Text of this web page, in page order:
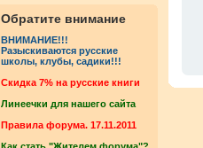
Обратите внимание
ВНИМАНИЕ!!!
Разыскиваются русские
школы, клубы, садики!!!
Cкидка 7% на русские книги
Линеечки для нашего сайта
Правила форума. 17.11.2011